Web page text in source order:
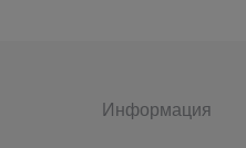
Информация